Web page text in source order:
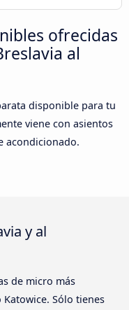
ofrecidas
al
disponible para tu
viene con asientos
acondicionado.
y al
de micro más
Sólo tienes